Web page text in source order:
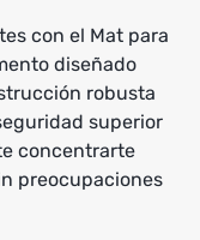
con el Mat para
diseñado
robusta
superior
concentrarte
preocupaciones